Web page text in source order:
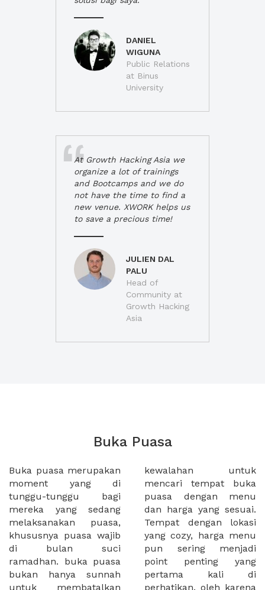
DANIEL
WIGUNA
Public Relations
at Binus
University
At Growth Hacking Asia we
organize a lot of trainings
and Bootcamps and we do
not have the time to find a
new venue. XWORK helps us
to save a precious time!
JULIEN DAL
PALU
Head of
Community at
Growth Hacking
Asia
Buka Puasa
Buka puasa merupakan
moment yang di
tunggu-tunggu bagi
mereka yang sedang
melaksanakan puasa,
khususnya puasa wajib
di bulan suci
ramadhan. buka puasa
bukan hanya sunnah
untuk membatalkan
kewalahan untuk
mencari tempat buka
puasa dengan menu
dan harga yang sesuai.
Tempat dengan lokasi
yang cozy, harga menu
pun sering menjadi
point penting yang
pertama kali di
perhatikan. oleh karena